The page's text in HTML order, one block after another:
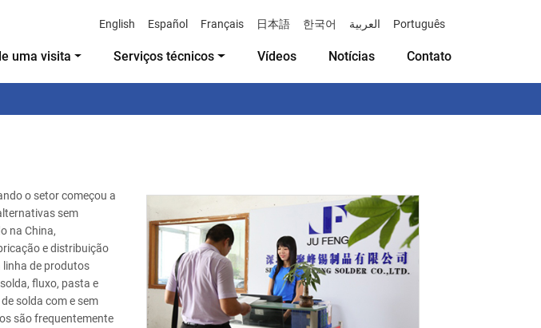
English Español Français 日本語 한국어 العربية Português
uma visita Serviços técnicos Vídeos Notícias Contato
o setor começou a
sem
na China,
e distribuição
linha de produtos
fluxo, pasta e
solda com e sem
são frequentemente